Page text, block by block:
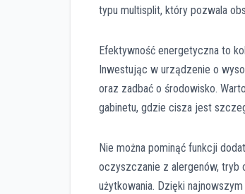
typu multisplit, który pozwala
Efektywność energetyczna to
Inwestując w urządzenie o
oraz zadbać o środowisko.
gabinetu, gdzie cisza jest
Nie można pominąć funkcji
oczyszczanie z alergenów,
użytkowania. Dzięki